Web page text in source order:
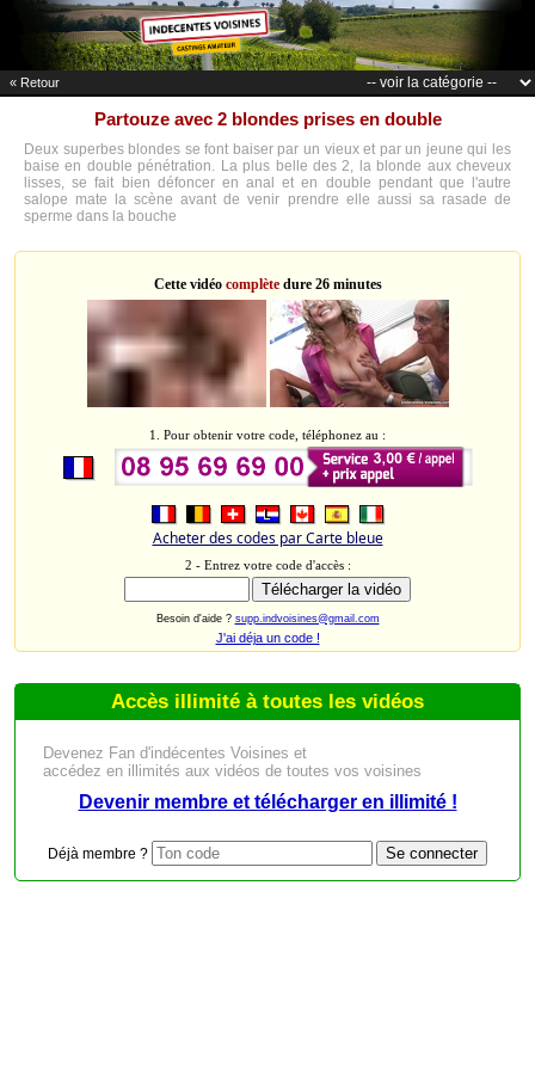
« Retour
Partouze avec 2 blondes prises en double
Deux superbes blondes se font baiser par un vieux et par un jeune qui les
baise en double pénétration. La plus belle des 2, la blonde aux cheveux
lisses, se fait bien défoncer en anal et en double pendant que l'autre
salope mate la scène avant de venir prendre elle aussi sa rasade de
sperme dans la bouche
Cette vidéo complètedure 26 minutes
1. Pour obtenir votre code, téléphonez au :
Acheter des codes par Carte bleue
2 - Entrez votre code d'accès :
Besoin d'aide ? supp.indvoisines@gmail.com
J'ai déja un code !
Accès illimité à toutes les vidéos
Devenez Fan d'indécentes Voisines et
accédez en illimités aux vidéos de toutes vos voisines
Devenir membre et télécharger en illimité !
Déjà membre ?